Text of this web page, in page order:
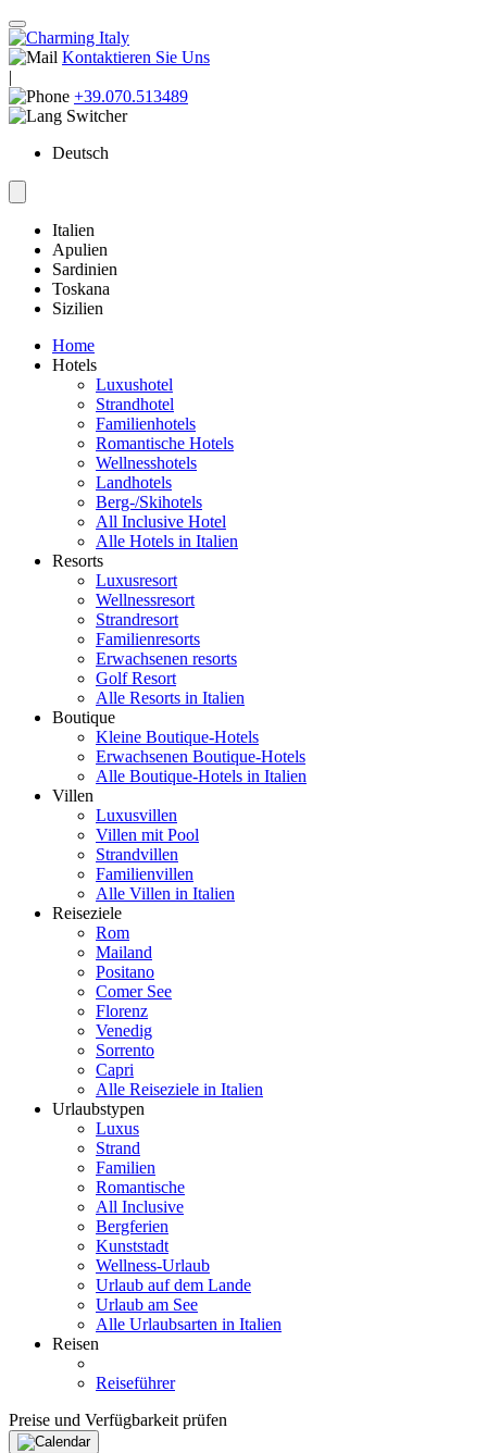
Kontaktieren Sie Uns
|
+39.070.513489
Deutsch
Italien
Apulien
Sardinien
Toskana
Sizilien
Home
Hotels
Luxushotel
Strandhotel
Familienhotels
Romantische Hotels
Wellnesshotels
Landhotels
Berg-/Skihotels
All Inclusive Hotel
Alle Hotels in Italien
Resorts
Luxusresort
Wellnessresort
Strandresort
Familienresorts
Erwachsenen resorts
Golf Resort
Alle Resorts in Italien
Boutique
Kleine Boutique-Hotels
Erwachsenen Boutique-Hotels
Alle Boutique-Hotels in Italien
Villen
Luxusvillen
Villen mit Pool
Strandvillen
Familienvillen
Alle Villen in Italien
Reiseziele
Rom
Mailand
Positano
Comer See
Florenz
Venedig
Sorrento
Capri
Alle Reiseziele in Italien
Urlaubstypen
Luxus
Strand
Familien
Romantische
All Inclusive
Bergferien
Kunststadt
Wellness-Urlaub
Urlaub auf dem Lande
Urlaub am See
Alle Urlaubsarten in Italien
Reisen
Reiseführer
Preise und Verfügbarkeit prüfen